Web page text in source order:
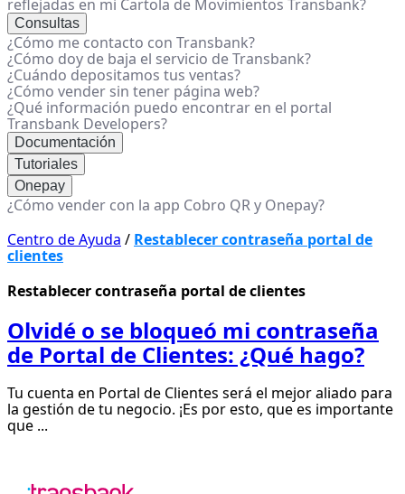
reflejadas en mi Cartola de Movimientos Transbank?
Consultas
¿Cómo me contacto con Transbank?
¿Cómo doy de baja el servicio de Transbank?
¿Cuándo depositamos tus ventas?
¿Cómo vender sin tener página web?
¿Qué información puedo encontrar en el portal
Transbank Developers?
Documentación
Tutoriales
Onepay
¿Cómo vender con la app Cobro QR y Onepay?
Centro de Ayuda / Restablecer contraseña portal de
clientes
Restablecer contraseña portal de clientes
Olvidé o se bloqueó mi contraseña
de Portal de Clientes: ¿Qué hago?
Tu cuenta en Portal de Clientes será el mejor aliado para
la gestión de tu negocio. ¡Es por esto, que es importante
que ...